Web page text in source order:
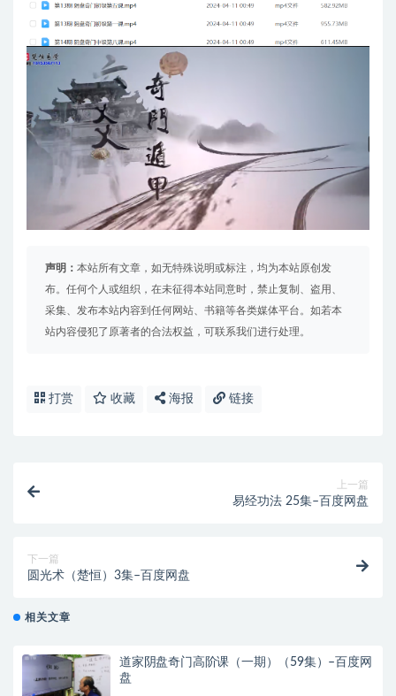
声明： 本站所有文章，如无特殊说明或标注，均为本站原创发
布。任何个人或组织，在未征得本站同意时，禁止复制、盗用、
采集、发布本站内容到任何网站、书籍等各类媒体平台。如若本
站内容侵犯了原著者的合法权益，可联系我们进行处理。
打赏 收藏 海报 链接
上一篇
易经功法 25集–百度网盘
下一篇
圆光术（楚恒）3集–百度网盘
相关文章
道家阴盘奇门高阶课（一期）（59集）–百度网
盘